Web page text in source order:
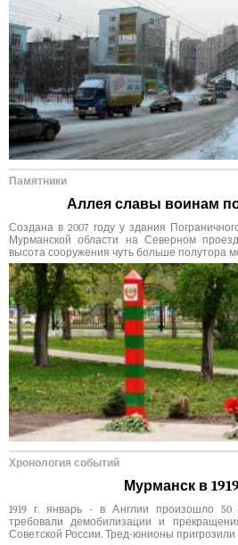
Памятники
Аллея славы воинам
Создана в 2007 году у здания
Мурманской области на Северном
высота сооружения чуть больше полутора
Хронология событий
Мурманск в
1919 г. январь - в Англии произошло 50
требовали демобилизации и
Советской России. Тред-юнионы пригрозили